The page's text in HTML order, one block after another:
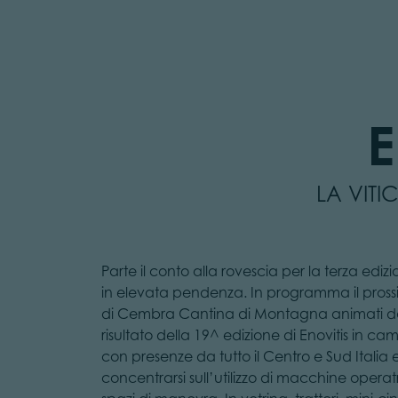
LA
Parte il conto alla rovescia per la terza
in elevata pendenza. In programma il
di Cembra Cantina di Montagna animati
risultato della 19^ edizione di Enovitis in
con presenze da tutto il Centro e Sud
concentrarsi sull’utilizzo di macchine